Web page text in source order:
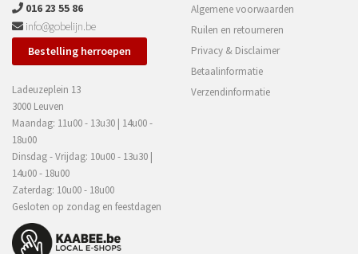
016 23 55 86
info@gobelijn.be
Bestelling herroepen
Ladeuzeplein 13
3000 Leuven
Maandag: 11u00 - 13u30 | 14u00 -
18u00
Dinsdag - Vrijdag: 10u00 - 13u30 |
14u00 - 18u00
Zaterdag: 10u00 - 18u00
Gesloten op zondag en feestdagen
Algemene voorwaarden
Ruilen en retourneren
Privacy & Disclaimer
Betaalinformatie
Verzendinformatie